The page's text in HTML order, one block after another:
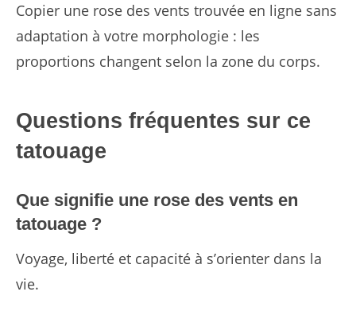
Copier une rose des vents trouvée en ligne sans
adaptation à votre morphologie : les
proportions changent selon la zone du corps.
Questions fréquentes sur ce
tatouage
Que signifie une rose des vents en
tatouage ?
Voyage, liberté et capacité à s’orienter dans la
vie.